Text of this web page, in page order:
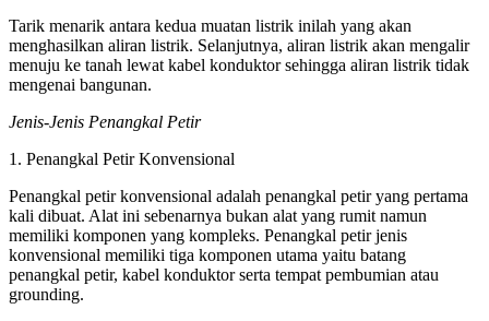
Tarik menarik antara kedua muatan listrik inilah yang akan
menghasilkan aliran listrik. Selanjutnya, aliran listrik akan mengalir
menuju ke tanah lewat kabel konduktor sehingga aliran listrik tidak
mengenai bangunan.
Jenis-Jenis Penangkal Petir
1. Penangkal Petir Konvensional
Penangkal petir konvensional adalah penangkal petir yang pertama
kali dibuat. Alat ini sebenarnya bukan alat yang rumit namun
memiliki komponen yang kompleks. Penangkal petir jenis
konvensional memiliki tiga komponen utama yaitu batang
penangkal petir, kabel konduktor serta tempat pembumian atau
grounding.